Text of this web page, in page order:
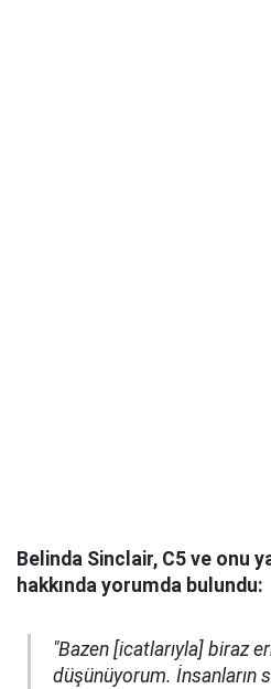
Belinda Sinclair, C5 ve onu
hakkında yorumda bulundu:
"Bazen [icatlarıyla] biraz
düşünüyorum. İnsanların